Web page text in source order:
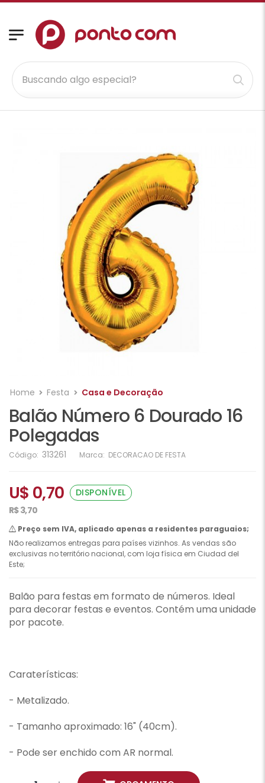
Home Festa Casa e Decoração
Balão Número 6 Dourado 16
Polegadas
Código: 313261 Marca: DECORACAO DE FESTA
U$ 0,70
DISPONÍVEL
R$ 3,70
Preço sem IVA, aplicado apenas a residentes paraguaios;
Não realizamos entregas para países vizinhos. As vendas são
exclusivas no território nacional, com loja física em Ciudad del
Este;
Balão para festas em formato de números. Ideal
para decorar festas e eventos. Contém uma unidade
por pacote.
Caraterísticas:
- Metalizado.
- Tamanho aproximado: 16" (40cm).
- Pode ser enchido com AR normal.